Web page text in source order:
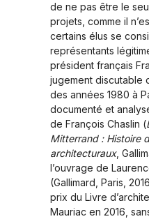
de ne pas être le
projets, comme il
certains élus se
représentants
président français
jugement discutable
des années 1980 à
documenté et
de François Chaslin (
Mitterrand : Histoire
architecturaux,
l’ouvrage de
(Gallimard, Paris,
prix du Livre
Mauriac en 2016,